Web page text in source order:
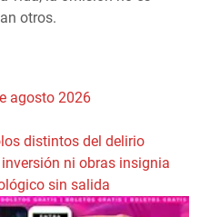
otros.
agosto 2026
distintos del delirio
ni obras insignia
sin salida